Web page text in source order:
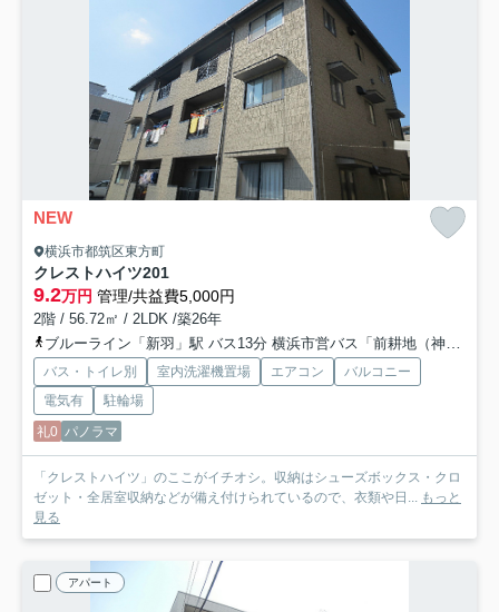
NEW
横浜市都筑区東方町
クレストハイツ201
9.2万円 管理/共益費5,000円
2階 / 56.72㎡ / 2LDK /築26年
ブルーライン「新羽」駅 バス13分 横浜市営バス「前耕地（神奈川県）」 停歩3分
バス・トイレ別 室内洗濯機置場 エアコン
バルコニー
電気有
駐輪場
礼0 パノラマ
「クレストハイツ」のここがイチオシ。収納はシューズボックス・クロ
ゼット・全居室収納などが備え付けられているので、衣類や日...
もっと
見る
アパート